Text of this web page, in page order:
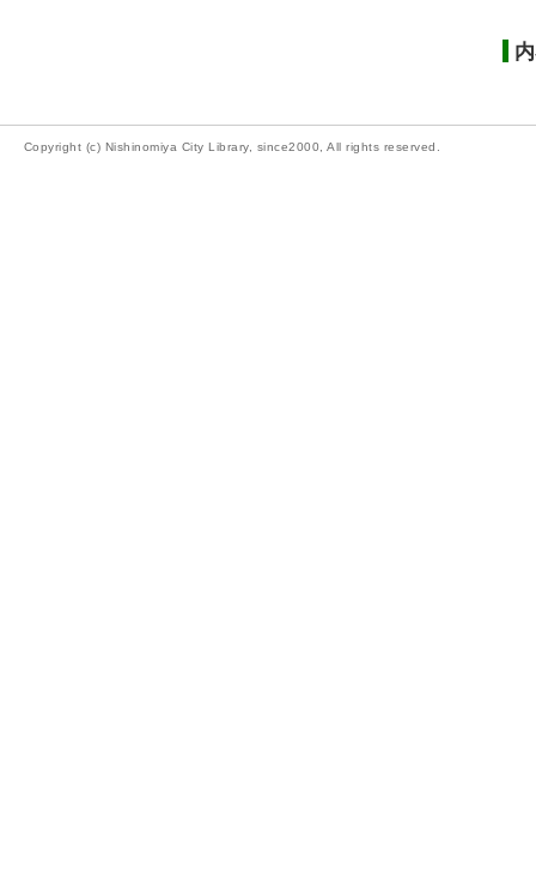
Copyright (c) Nishinomiya City Library, since2000, All rights reserved.